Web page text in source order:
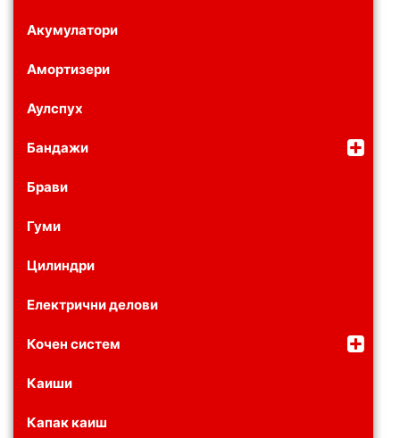
Акумулатори
Амортизери
Аулспух
Бандажи
Брави
Гуми
Цилиндри
Електрични делови
Кочен систем
Каиши
Капак каиш